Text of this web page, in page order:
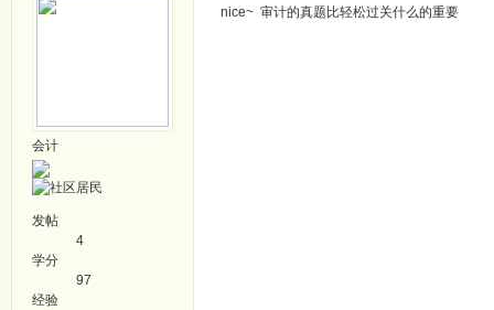
会计
发帖
4
学分
97
经验
nice~ 审计的真题比轻松过关什么的重要